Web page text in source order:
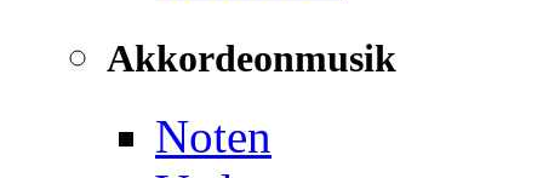
Akkordeonmusik
Noten